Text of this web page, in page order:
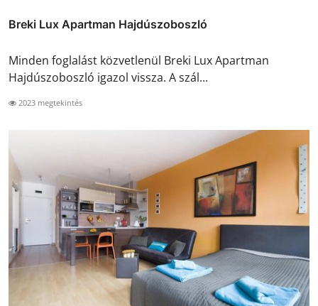
Breki Lux Apartman Hajdúszoboszló
Minden foglalást közvetlenül Breki Lux Apartman
Hajdúszoboszló igazol vissza. A szál...
2023 megtekintés